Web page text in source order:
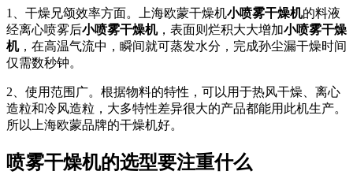
1、干燥兄颂效率方面。上海欧蒙干燥机小喷雾干燥机的料液
经离心喷雾后小喷雾干燥机，表面则烂积大大增加小喷雾干燥
机，在高温气流中，瞬间就可蒸发水分，完成孙尘漏干燥时间
仅需数秒钟。
2、使用范围广。根据物料的特性，可以用于热风干燥、离心
造粒和冷风造粒，大多特性差异很大的产品都能用此机生产。
所以上海欧蒙品牌的干燥机好。
喷雾干燥机的选型要注重什么